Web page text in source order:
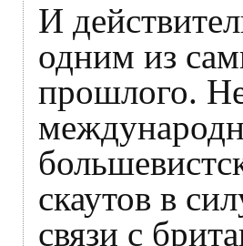
И
одним из
прошлого. Не
скаутов в
связи с